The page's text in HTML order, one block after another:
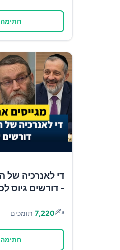
די לאנרכיה
- דורשים גיוס
✍️
7,220 תומכים